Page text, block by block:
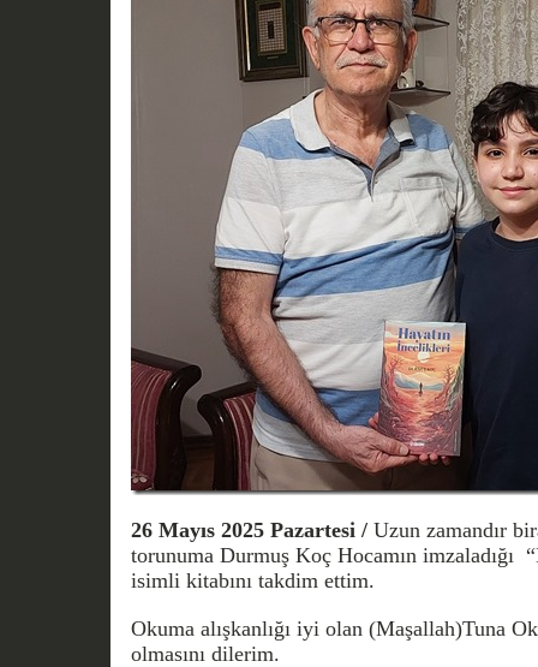
26 Mayıs 2025 Pazartesi /Uzun zamandır
torunuma Durmuş Koç Hocamın
isimli kitabını takdim ettim.
Okuma alışkanlığı iyi olan (Maşallah)Tuna
olmasını dilerim.